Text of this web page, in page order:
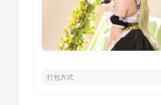
打包方式